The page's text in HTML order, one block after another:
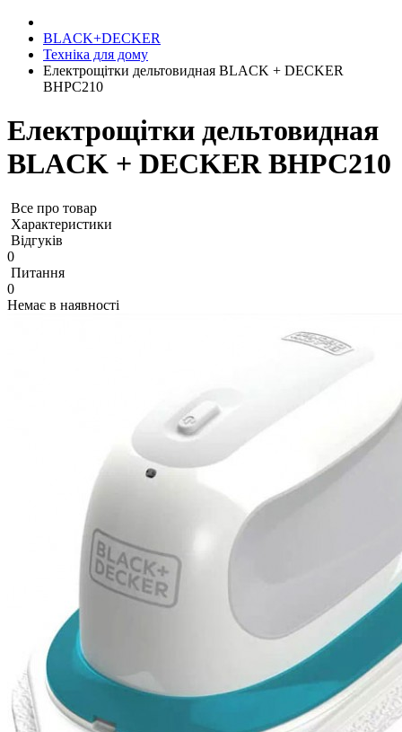
BLACK+DECKER
Техніка для дому
Електрощітки дельтовидная BLACK + DECKER
BHPC210
Електрощітки дельтовидная
BLACK + DECKER BHPC210
Все про товар
Характеристики
Відгуків
0
Питання
0
Немає в наявності